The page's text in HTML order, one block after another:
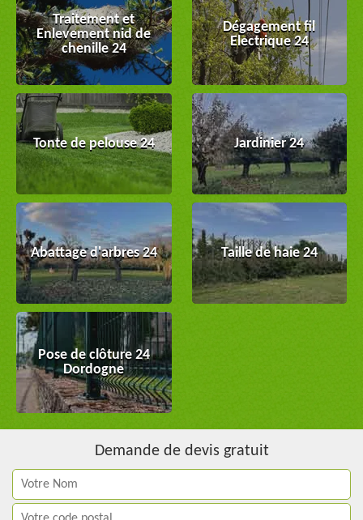
Traitement et
Enlevement nid de
chenille 24
Dégagement fil
Electrique 24
Tonte de pelouse 24 Jardinier 24
Abattage d'arbres 24 Taille de haie 24
Pose de clôture 24
Dordogne
Demande de devis gratuit